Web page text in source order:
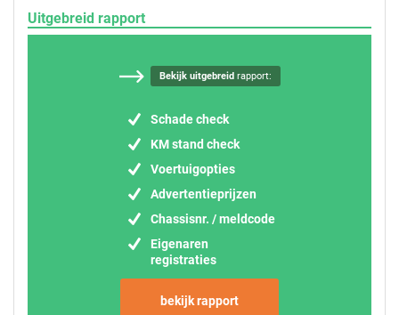
Uitgebreid rapport
Bekijk uitgebreidrapport:
Schade check
KM stand check
Voertuigopties
Advertentieprijzen
Chassisnr. / meldcode
Eigenaren
registraties
bekijk rapport